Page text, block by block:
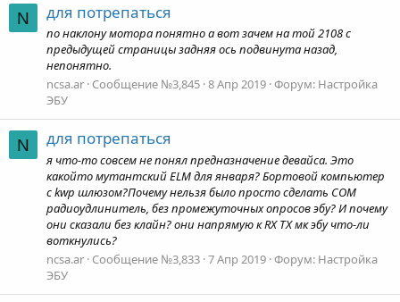
N для потрепаться
по наклону мотора понятно а вот зачем на той 2108 с
предыдущей страницы задняя ось подвинута назад,
непонятно.
ncsa.ar Сообщение №3,845 8 Апр 2019 Форум: Настройка
ЭБУ
N для потрепаться
я что-то совсем не понял предназначение девайса. Это
какойто мутантский ELM для января? Бортовой компьютер
с kwp шлюзом?Почему нельзя было просто сделать COM
радиоудлинитель, без промежуточных опросов эбу? И почему
они сказали без клайн? они напрямую к RX TX мк эбу что-ли
воткнулись?
ncsa.ar Сообщение №3,833 7 Апр 2019 Форум: Настройка
ЭБУ